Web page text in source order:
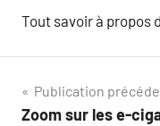
Tout savoir à propos
Navigation
Publication
Zoom sur les e-